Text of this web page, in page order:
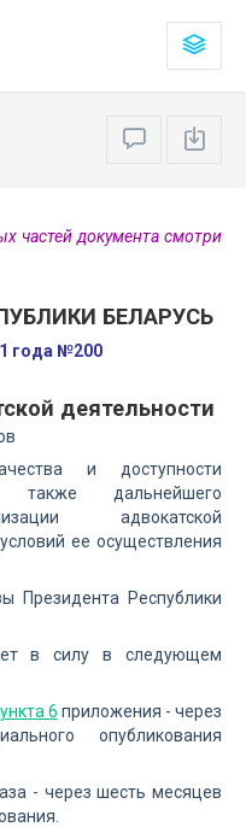
частей документа смотри
БЕЛАРУСЬ
года №200
деятельности
и доступности
дальнейшего
адвокатской
ее осуществления
Президента Республики
в силу в следующем
6 приложения - через
опубликования
- через шесть месяцев